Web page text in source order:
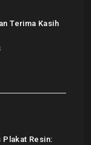
Terima Kasih
Resin: